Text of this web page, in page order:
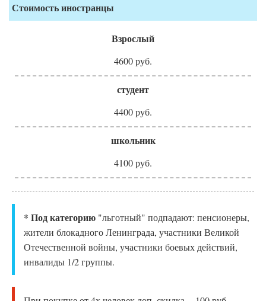
Стоимость иностранцы
Взрослый
4600 руб.
студент
4400 руб.
школьник
4100 руб.
* Под категорию "льготный" подпадают: пенсионеры,
жители блокадного Ленинграда, участники Великой
Отечественной войны, участники боевых действий,
инвалиды 1/2 группы.